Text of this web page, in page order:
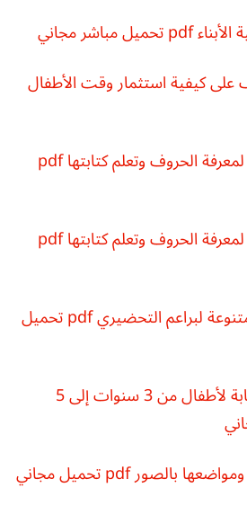
على كيفية استثمار وقت الأطفال
ملزمة الحروف الهجائية لمعرفة الحروف وتعلم كتابتها pdf
ملزمة الحروف الهجائية لمعرفة الحروف وتعلم كتابتها pdf
تقويمات وأوراق عمل متنوعة لبراعم التحضيري pdf تحميل
كتاب تعلم القراءة والكتابة لأطفال من 3 سنوات إلى 5
ملزمة الحروف الهجائية ومواضعها بالصور pdf تحميل مجاني